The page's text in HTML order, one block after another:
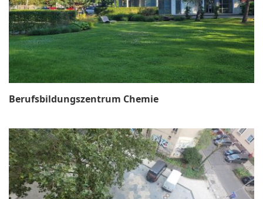
Berufsbildungszentrum Chemie